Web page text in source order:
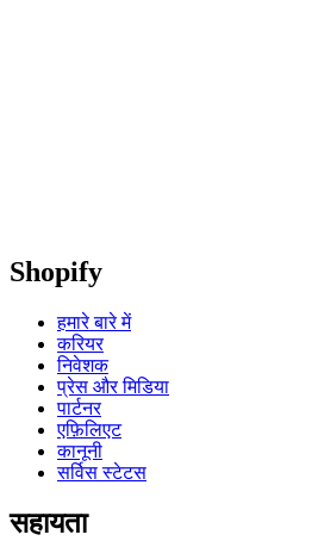
Shopify
हमारे बारे में
करियर
निवेशक
प्रेस और मिडिया
पार्टनर
एफ़िलिएट
कानूनी
सर्विस स्टेटस
सहायता